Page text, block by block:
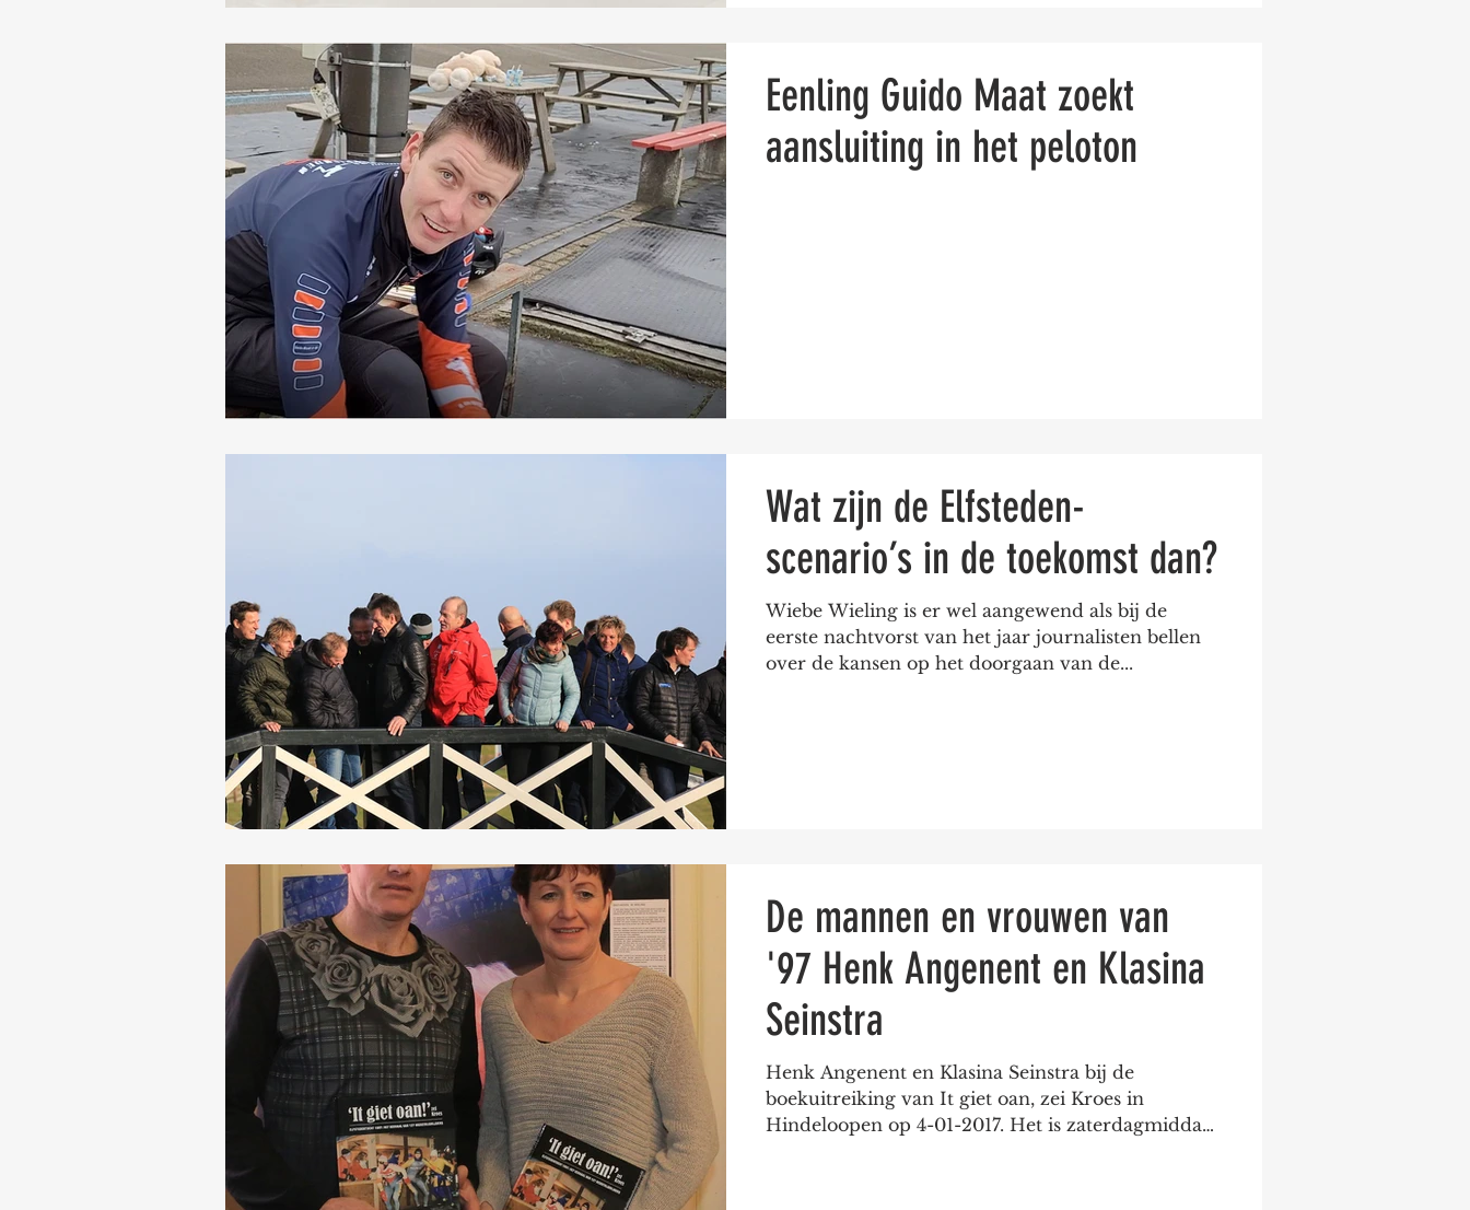
Eenling Guido Maat zoekt
aansluiting in het peloton
Wat zijn de Elfsteden-
scenario’s in de toekomst dan?
Wiebe Wieling is er wel aangewend als bij de
eerste nachtvorst van het jaar journalisten bellen
over de kansen op het doorgaan van de...
De mannen en vrouwen van
'97 Henk Angenent en Klasina
Seinstra
Henk Angenent en Klasina Seinstra bij de
boekuitreiking van It giet oan, zei Kroes in
Hindeloopen op 4-01-2017. Het is zaterdagmiddag